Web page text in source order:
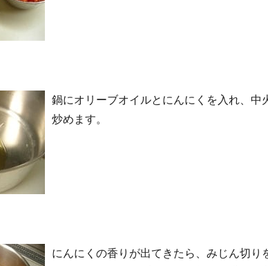
鍋にオリーブオイルとにんにくを入れ、中
炒めます。
にんにくの香りが出てきたら、みじん切り